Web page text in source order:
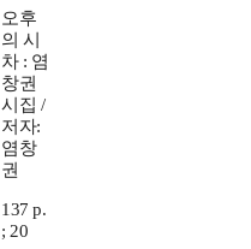
오후
의 시
차 : 염
창권
시집 /
저자:
염창
권
137 p.
; 20